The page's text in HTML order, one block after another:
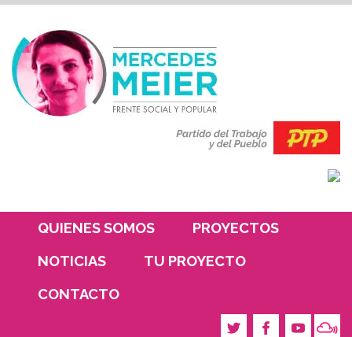
QUIENES SOMOS
PROYECTOS
NOTICIAS
TU PROYECTO
CONTACTO